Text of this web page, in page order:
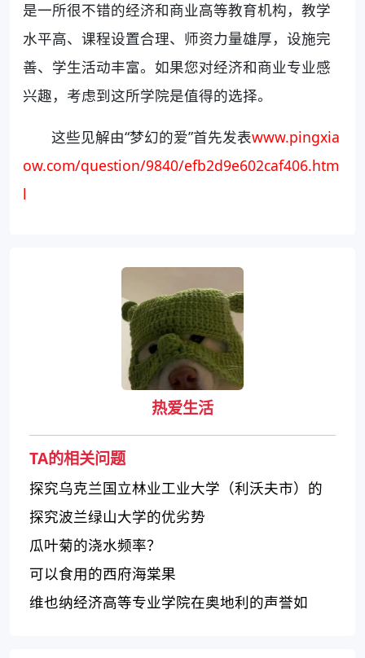
是一所很不错的经济和商业高等教育机构，教学
水平高、课程设置合理、师资力量雄厚，设施完
善、学生活动丰富。如果您对经济和商业专业感
兴趣，考虑到这所学院是值得的选择。
这些见解由“梦幻的爱”首先发表www.pingxia
ow.com/question/9840/efb2d9e602caf406.htm
l
热爱生活
TA的相关问题
探究乌克兰国立林业工业大学（利沃夫市）的
教育质量和特色
探究波兰绿山大学的优劣势
瓜叶菊的浇水频率？
可以食用的西府海棠果
维也纳经济高等专业学院在奥地利的声誉如